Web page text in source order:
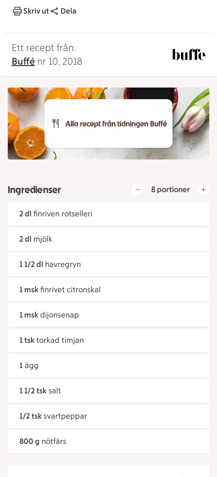
Skriv ut Dela
Ett recept från:
Buffé nr 10, 2018
Ingredienser 8 portioner
2 dl finriven rotselleri
2 dl mjölk
1 1/2 dl havregryn
1 msk finrivet citronskal
1 msk dijonsenap
1 tsk torkad timjan
1 ägg
1 1/2 tsk salt
1/2 tsk svartpeppar
800 g nötfärs